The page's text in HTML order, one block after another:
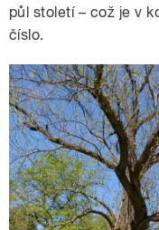
půl století – což je v
číslo.